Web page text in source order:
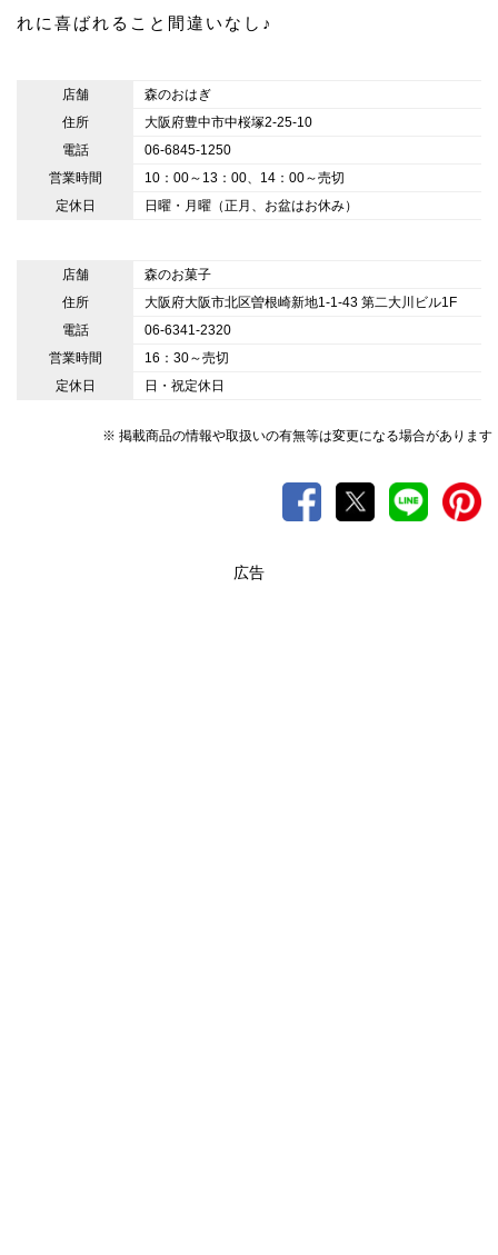
れに喜ばれること間違いなし♪
店舗
森のおはぎ
住所
大阪府豊中市中桜塚2-25-10
電話
06-6845-1250
営業時間
10：00～13：00、14：00～売切
定休日
日曜・月曜（正月、お盆はお休み）
店舗
森のお菓子
住所
大阪府大阪市北区曽根崎新地1-1-43 第二大川ビル1F
電話
06-6341-2320
営業時間
16：30～売切
定休日
日・祝定休日
※ 掲載商品の情報や取扱いの有無等は変更になる場合があります
広告